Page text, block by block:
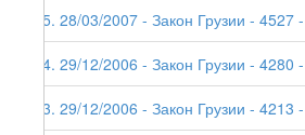
55. 28/03/2007 - Закон Грузии -
54. 29/12/2006 - Закон Грузии -
53. 29/12/2006 - Закон Грузии -